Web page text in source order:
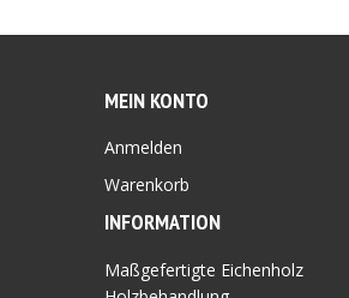
MEIN KONTO
Anmelden
Warenkorb
INFORMATION
Maßgefertigte Eichenholz